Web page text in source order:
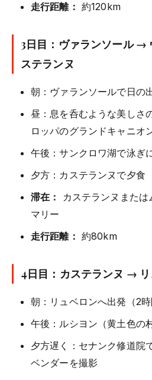
走行距離： 約120km
3日目：ヴァランソール →
ステランヌ
朝：ヴァランソールで日の
昼：息を呑むような美しさ
ロッパのグランドキャニオ
午後：サンクロワ湖で泳ぎ
夕方：カステランヌで夕食
滞在：
カステランヌまた
マリー
走行距離： 約80km
4日目：カステランヌ →
朝：リュベロンへ出発（2時
午後：ルシヨン（黄土色の
夕方遅く：セナンク修道院
ベンダーを撮影